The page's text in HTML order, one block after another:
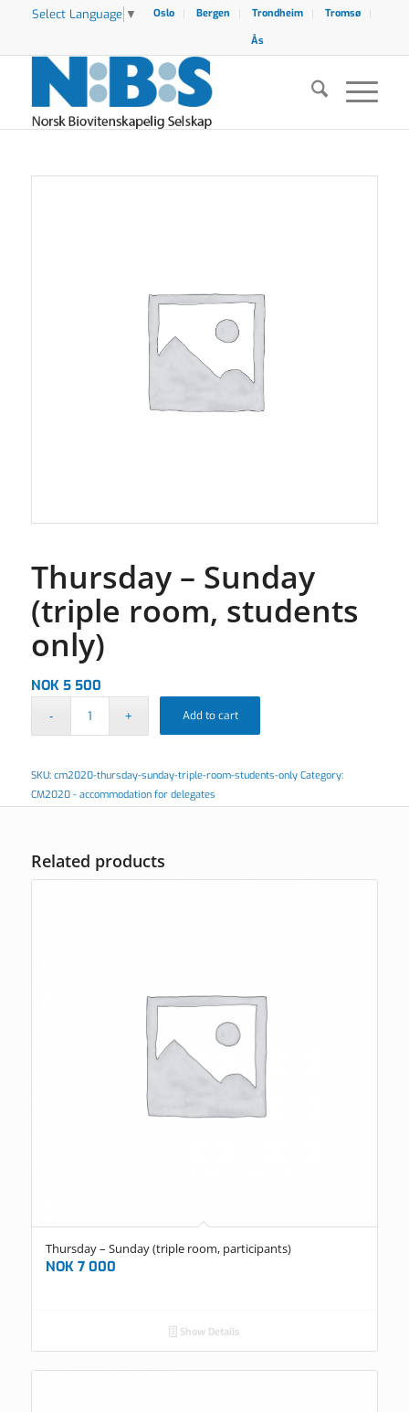
Select Language ▼ Oslo Bergen Trondheim
Tromsø
Ås
Thursday – Sunday
(triple room, students
only)
NOK5 500
Add to cart
SKU: cm2020-thursday-sunday-triple-room-students-only Category:
CM2020 - accommodation for delegates
Related products
Thursday – Sunday (triple room, participants)
NOK7 000
Show Details